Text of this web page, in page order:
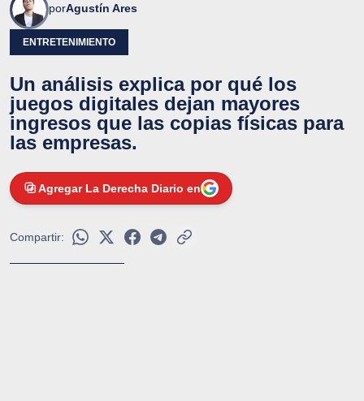
porAgustín Ares
ENTRETENIMIENTO
Un análisis explica por qué los
juegos digitales dejan mayores
ingresos que las copias físicas para
las empresas.
Agregar La Derecha Diario en
Compartir: